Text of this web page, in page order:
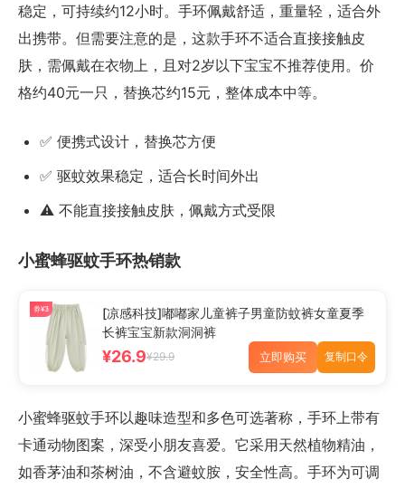
稳定，可持续约12小时。手环佩戴舒适，重量轻，适合外
出携带。但需要注意的是，这款手环不适合直接接触皮
肤，需佩戴在衣物上，且对2岁以下宝宝不推荐使用。价
格约40元一只，替换芯约15元，整体成本中等。
✅ 便携式设计，替换芯方便
✅ 驱蚊效果稳定，适合长时间外出
⚠️ 不能直接接触皮肤，佩戴方式受限
小蜜蜂驱蚊手环热销款
券¥3
[凉感科技]嘟嘟家儿童裤子男童防蚊裤女童夏季
长裤宝宝新款洞洞裤
¥26.9¥29.9 立即购买 复制口令
小蜜蜂驱蚊手环以趣味造型和多色可选著称，手环上带有
卡通动物图案，深受小朋友喜爱。它采用天然植物精油，
如香茅油和茶树油，不含避蚊胺，安全性高。手环为可调